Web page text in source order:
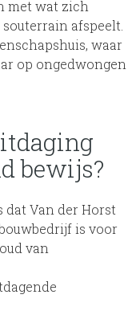
met wat zich
afspeelt.
waar
op ongedwongen
bewijs?
dat Van der Horst
is voor
van